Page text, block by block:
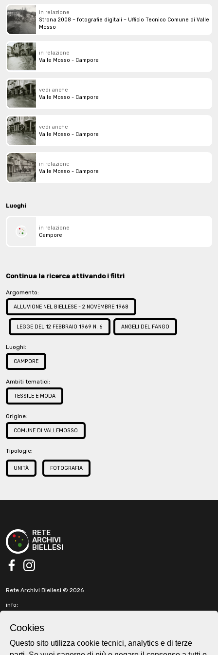
in relazione
Strona 2008 – fotografie digitali – Ufficio Tecnico Comune di Valle
Mosso
in relazione
Valle Mosso - Campore
vedi anche
Valle Mosso - Campore
vedi anche
Valle Mosso - Campore
in relazione
Valle Mosso - Campore
Luoghi
in relazione
Campore
Continua la ricerca attivando i filtri
Argomento:
ALLUVIONE NEL BIELLESE - 2 NOVEMBRE 1968
LEGGE DEL 12 FEBBRAIO 1969 N. 6 ANGELI DEL FANGO
Luoghi:
CAMPORE
Ambiti tematici:
TESSILE E MODA
Origine:
COMUNE DI VALLEMOSSO
Tipologie:
UNITÀ FOTOGRAFIA
RETE
ARCHIVI
BIELLESI
Rete Archivi Biellesi © 2026
info:
fabbricadellaruota@gmail.com
t. +39 3513902199
Cookies
Questo sito utilizza cookie tecnici, analytics e di terze